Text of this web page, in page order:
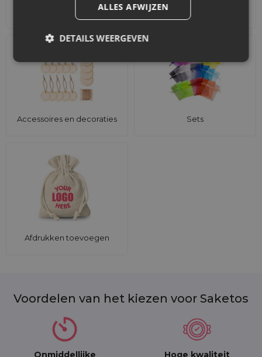
Adventskalenders Katoenen zakjes
Accessoires en decoraties Sets
Afdrukken toevoegen
Voordelen van het kiezen voor Saketos
Onmiddellijke
Hoge kwaliteit
ALLES AFWIJZEN
DETAILS WEERGEVEN